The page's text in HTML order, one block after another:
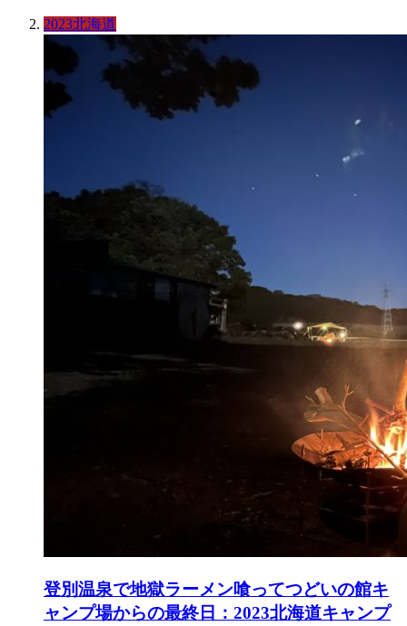
2023北海道
登別温泉で地獄ラーメン喰ってつどいの館キ
ャンプ場からの最終日：2023北海道キャンプ